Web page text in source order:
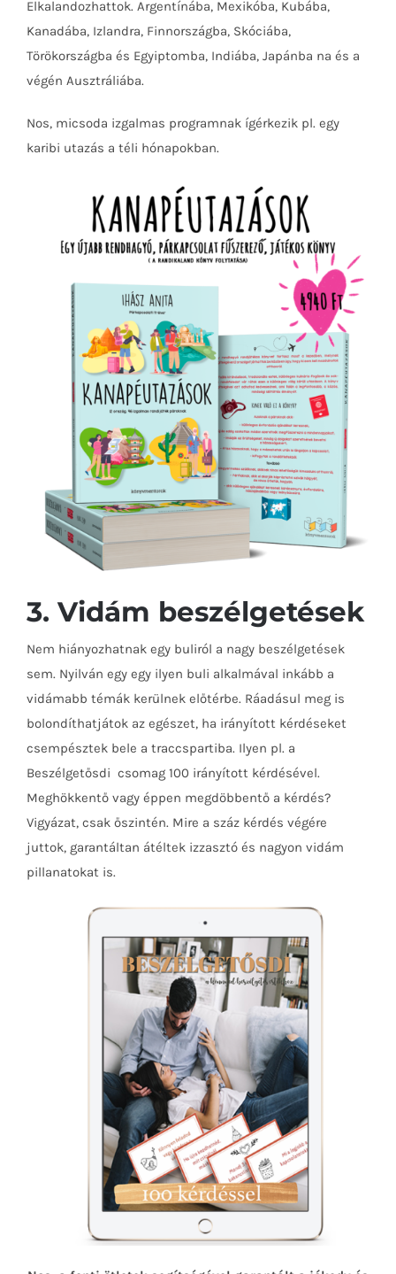
Elkalandozhattok. Argentínába, Mexikóba, Kubába,
Kanadába, Izlandra, Finnországba, Skóciába,
Törökországba és Egyiptomba, Indiába, Japánba na és a
végén Ausztráliába.
Nos, micsoda izgalmas programnak ígérkezik pl. egy
karibi utazás a téli hónapokban.
3. Vidám beszélgetések
Nem hiányozhatnak egy buliról a nagy beszélgetések
sem. Nyilván egy egy ilyen buli alkalmával inkább a
vidámabb témák kerülnek előtérbe. Ráadásul meg is
bolondíthatjátok az egészet, ha irányított kérdéseket
csempésztek bele a traccspartiba. Ilyen pl. a
Beszélgetősdi csomag 100 irányított kérdésével.
Meghökkentő vagy éppen megdöbbentő a kérdés?
Vigyázat, csak őszintén. Mire a száz kérdés végére
juttok, garantáltan átéltek izzasztó és nagyon vidám
pillanatokat is.